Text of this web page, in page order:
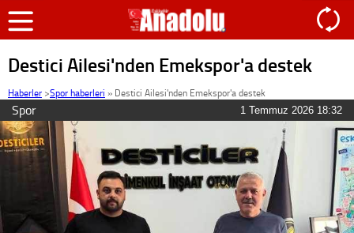
Destici Ailesi'nden Emekspor'a destek
Haberler >Spor haberleri » Destici Ailesi'nden Emekspor'a destek
Spor 1 Temmuz 2026 18:32